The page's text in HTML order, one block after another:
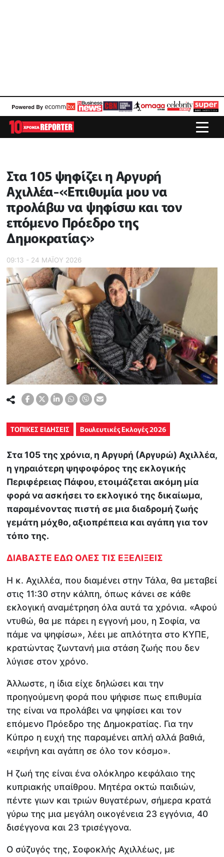
Στα 105 ψηφίζει η Αργυρή
Αχιλλέα-«Επιθυμία μου να
προλάβω να ψηφίσω και τον
επόμενο Πρόεδρο της
Δημοκρατίας»
09:13 - 24 ΜΑΪ́ΟΥ 2026
ΤΟΠΙΚΕΣ ΕΙΔΗΣΕΙΣ Βουλευτικές Εκλογές 2026
Στα 105 της χρόνια, η Αργυρή (Αργυρώ) Αχιλλέα,
η γηραιότερη ψηφοφόρος της εκλογικής
Περιφέρειας Πάφου, ετοιμάζεται ακόμη μία
φορά να ασκήσει το εκλογικό της δικαίωμα,
παραμένοντας πιστή σε μια διαδρομή ζωής
γεμάτη μόχθο, αξιοπρέπεια και αγάπη για τον
τόπο της.
ΔΙΑΒΑΣΤΕ ΕΔΩ ΟΛΕΣ ΤΙΣ ΕΞΕΛΙΞΕΙΣ
Η κ. Αχιλλέα, που διαμένει στην Τάλα, θα μεταβεί
στις 11:30 στην κάλπη, όπως κάνει σε κάθε
εκλογική αναμέτρηση όλα αυτά τα χρόνια. «Αφού
ντυθώ, θα με πάρει η εγγονή μου, η Σοφία, να
πάμε να ψηφίσω», λέει με απλότητα στο ΚΥΠΕ,
κρατώντας ζωντανή μια στάση ζωής που δεν
λύγισε στον χρόνο.
Άλλωστε, η ίδια είχε δηλώσει και την
προηγούμενη φορά που ψήφισε πως επιθυμία
της είναι να προλάβει να ψηφίσει και τον
επόμενο Πρόεδρο της Δημοκρατίας. Για την
Κύπρο η ευχή της παραμένει απλή αλλά βαθιά,
«ειρήνη και αγάπη σε όλο τον κόσμο».
Η ζωή της είναι ένα ολόκληρο κεφάλαιο της
κυπριακής υπαίθρου. Μητέρα οκτώ παιδιών,
πέντε γιων και τριών θυγατέρων, σήμερα κρατά
γύρω της μια μεγάλη οικογένεια 23 εγγόνια, 40
δισέγγονα και 23 τρισέγγονα.
Ο σύζυγός της, Σοφοκλής Αχιλλέως, με